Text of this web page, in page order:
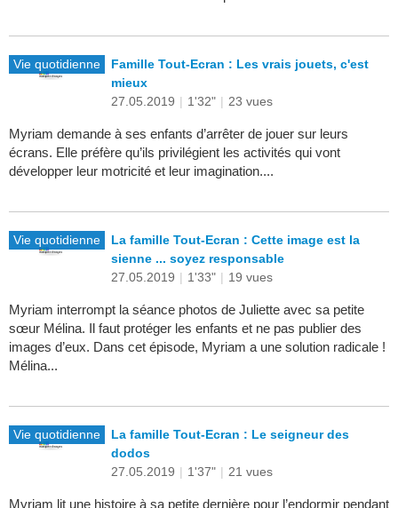
Vie quotidienne
Famille Tout-Ecran : Les vrais jouets, c'est
mieux
27.05.2019 | 1'32" | 23 vues
Myriam demande à ses enfants d’arrêter de jouer sur leurs
écrans. Elle préfère qu’ils privilégient les activités qui vont
développer leur motricité et leur imagination....
Vie quotidienne
La famille Tout-Ecran : Cette image est la
sienne ... soyez responsable
27.05.2019 | 1'33" | 19 vues
Myriam interrompt la séance photos de Juliette avec sa petite
sœur Mélina. Il faut protéger les enfants et ne pas publier des
images d’eux. Dans cet épisode, Myriam a une solution radicale !
Mélina...
Vie quotidienne
La famille Tout-Ecran : Le seigneur des
dodos
27.05.2019 | 1'37" | 21 vues
Myriam lit une histoire à sa petite dernière pour l’endormir pendant